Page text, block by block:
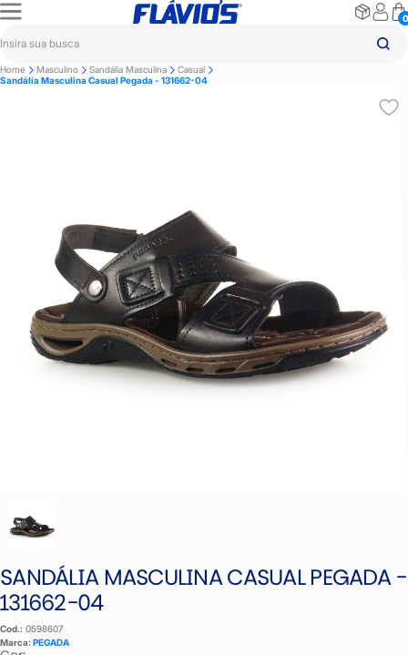
0
Home Masculino Sandália Masculina
Casual
Sandália Masculina Casual Pegada - 131662-04
SANDÁLIA MASCULINA CASUAL PEGADA -
131662-04
Cod.: 0598607
Marca: PEGADA